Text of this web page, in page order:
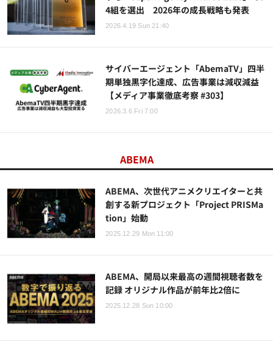
4組を選出 2026年の成長戦略も発表
2026.4.19 Sun 21:40
サイバーエージェント「AbemaTV」四半
期単独黒字化達成、広告事業は減収減益
【メディア事業徹底考察 #303】
2026.3.6 Fri 7:00
ABEMA
ABEMA、次世代アニメクリエイターと共
創する新プロジェクト「Project PRISMa
tion」始動
2025.12.29 Mon 11:00
ABEMA、開局以来最高の週間視聴者数を
記録 オリジナル作品が前年比2倍に
2025.12.28 Sun 10:00